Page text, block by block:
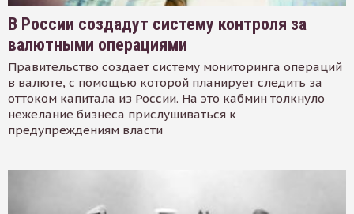
В России создадут систему контроля за
валютными операциями
Правительство создает систему мониторинга операций
в валюте, с помощью которой планирует следить за
оттоком капитала из России. На это кабмин толкнуло
нежелание бизнеса прислушиваться к
предупреждениям власти